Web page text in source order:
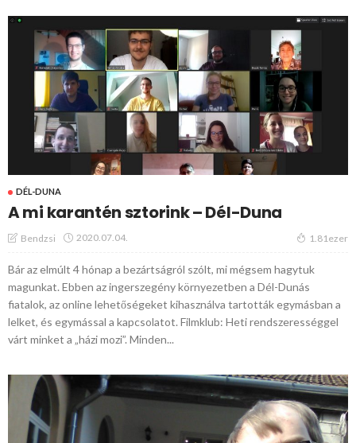
DÉL-DUNA
A mi karantén sztorink – Dél-Duna
Bendzsi 2020.07.04. 1.81ezer
Bár az elmúlt 4 hónap a bezártságról szólt, mi mégsem hagytuk
magunkat. Ebben az ingerszegény környezetben a Dél-Dunás
fiatalok, az online lehetőségeket kihasználva tartották egymásban a
lelket, és egymással a kapcsolatot. Filmklub: Heti rendszerességgel
várt minket a „házi mozi”. Minden...